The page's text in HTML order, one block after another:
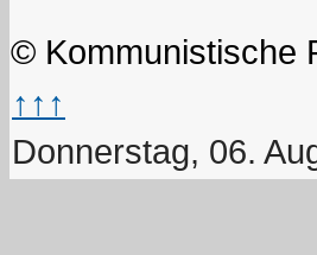
© Kommunistische
↑↑↑
Donnerstag, 06.